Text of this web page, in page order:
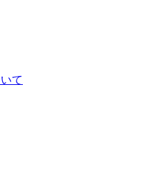
て